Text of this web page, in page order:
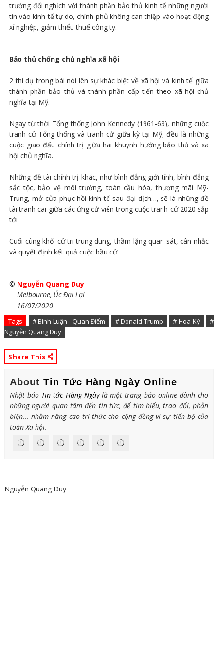
trường đối nghịch với thành phần bảo thủ kinh tế những người
tin vào kinh tế tự do, chính phủ không can thiệp vào hoạt động
xí nghiệp, giảm thiểu thuế công ty.
Bảo thủ chống chủ nghĩa xã hội
2 thí dụ trong bài nói lên sự khác biệt về xã hội và kinh tế giữa
thành phần bảo thủ và thành phần cấp tiến theo xã hội chủ
nghĩa tại Mỹ.
Ngay từ thời Tổng thống John Kennedy (1961-63), những cuộc
tranh cử Tổng thống và tranh cử giữa kỳ tại Mỹ, đều là những
cuộc giao đấu chính trị giữa hai khuynh hướng bảo thủ và xã
hội chủ nghĩa.
Những đề tài chính trị khác, như bình đẳng giới tính, bình đẳng
sắc tộc, bảo vệ môi trường, toàn cầu hóa, thương mãi Mỹ-
Trung, mở cửa phục hồi kinh tế sau đại dịch…, sẽ là những đề
tài tranh cãi giữa các ứng cử viên trong cuộc tranh cử 2020 sắp
tới.
Cuối cùng khối cử tri trung dung, thầm lặng quan sát, cân nhắc
và quyết định kết quả cuộc bầu cử.
© Nguyễn Quang Duy
Melbourne, Úc Đại Lợi
16/07/2020
Tags # Bình Luận - Quan Điểm # Donald Trump # Hoa Kỳ
#
Nguyễn Quang Duy
Share This
About Tin Tức Hàng Ngày Online
Nhật báo Tin tức Hàng Ngàylà một trang báo online dành cho
những người quan tâm đến tin tức, để tìm hiểu, trao đổi, phản
biện... nhằm nâng cao tri thức cho cộng đồng vì sự tiến bộ của
toàn Xã hội.
Nguyễn Quang Duy